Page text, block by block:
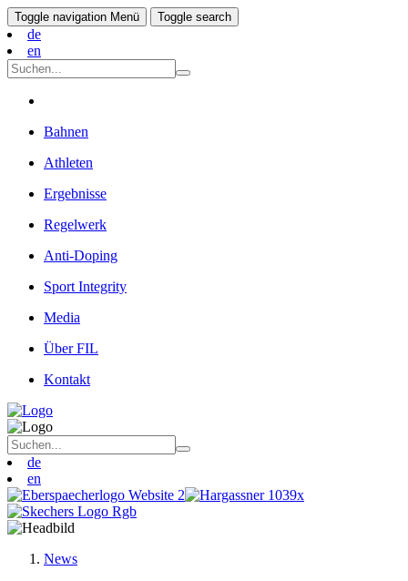
Toggle navigation Menü Toggle search
de
en
Bahnen
Athleten
Ergebnisse
Regelwerk
Anti-Doping
Sport Integrity
Media
Über FIL
Kontakt
de
en
News